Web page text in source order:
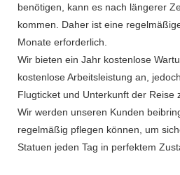
benötigen, kann es nach längerer
kommen. Daher ist eine
Monate erforderlich.
Wir bieten ein Jahr kostenlose
kostenlose Arbeitsleistung an,
Flugticket und Unterkunft der Reise
Wir werden unseren Kunden
regelmäßig pflegen können, um
Statuen jeden Tag in perfektem